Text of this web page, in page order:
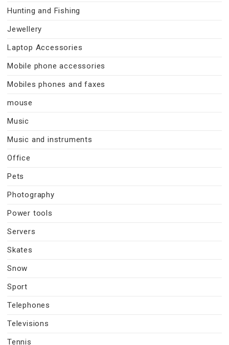
Hunting and Fishing
Jewellery
Laptop Accessories
Mobile phone accessories
Mobiles phones and faxes
mouse
Music
Music and instruments
Office
Pets
Photography
Power tools
Servers
Skates
Snow
Sport
Telephones
Televisions
Tennis